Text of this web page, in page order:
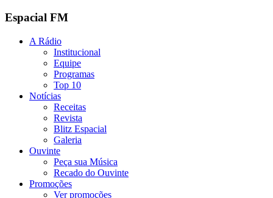
Espacial FM
A Rádio
Institucional
Equipe
Programas
Top 10
Notícias
Receitas
Revista
Blitz Espacial
Galeria
Ouvinte
Peça sua Música
Recado do Ouvinte
Promoções
Ver promoções